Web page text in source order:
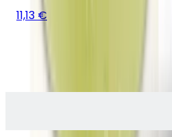
11,13 €